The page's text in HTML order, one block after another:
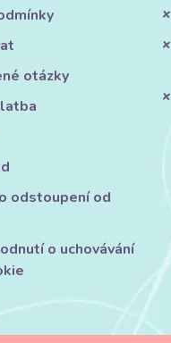
otázky
odstoupení od
o uchovávání